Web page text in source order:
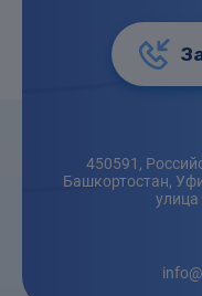
450591,
Башкортостан,